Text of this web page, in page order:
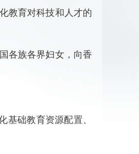
教育对科技和人才的
各族各界妇女，向香
基础教育资源配置、